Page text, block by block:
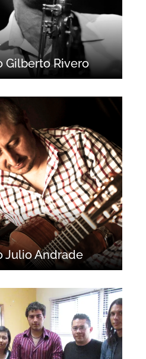
Gilberto Rivero
Julio Andrade